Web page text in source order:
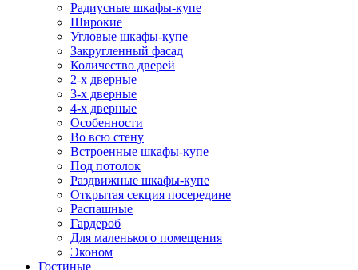
Радиусные шкафы-купе
Широкие
Угловые шкафы-купе
Закругленный фасад
Количество дверей
2-х дверные
3-х дверные
4-х дверные
Особенности
Во всю стену
Встроенные шкафы-купе
Под потолок
Раздвижные шкафы-купе
Открытая секция посередине
Распашные
Гардероб
Для маленького помещения
Эконом
Гостиные